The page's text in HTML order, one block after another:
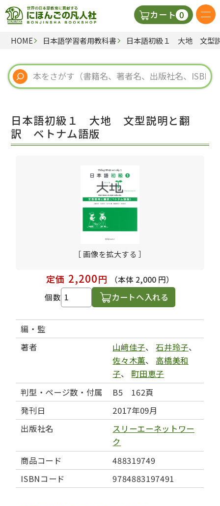
カート 0
日本語の教科書
視聴覚・補助教材
教師用参考書
HOME 日本語学習者用教科書 日本語初級１ 大地 文型
日本語初級１ 大地 文型説明と翻
訳 ベトナム語版
［ 画像を拡大する ］
定価 2,200円
（本体 2,000 円）
個数
カートへ入れる
編・監
著者
山﨑佳子、石井玲子、
佐々木薫、 高橋美和
子、 町田恵子
判型・ページ数・付属
B5 162頁
発刊日
2017年09月
出版社名
スリーエーネットワー
ク
商品コード
488319749
ISBNコード
9784883197491